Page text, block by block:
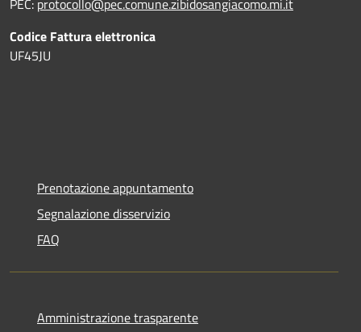
PEC: protocollo@pec.comune.zibidosangiacomo.mi.it
Codice Fattura elettronica
UF45JU
Prenotazione appuntamento
Segnalazione disservizio
FAQ
Amministrazione trasparente